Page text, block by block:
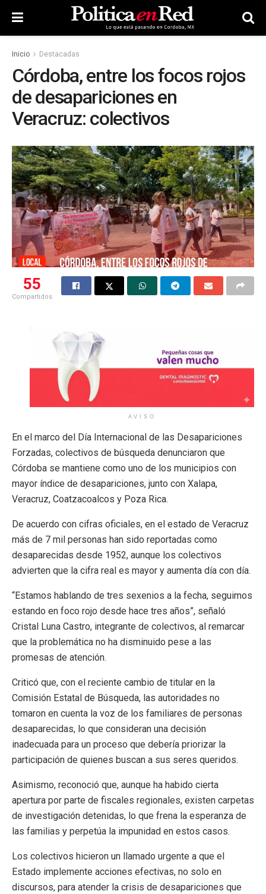
Inicio Destacadas
Córdoba, entre los focos rojos
de desapariciones en
Veracruz: colectivos
55
Compartidos
AVISO
En el marco del Día Internacional de las Desapariciones
Forzadas, colectivos de búsqueda denunciaron que
Córdoba se mantiene como uno de los municipios con
mayor índice de desapariciones, junto con Xalapa,
Veracruz, Coatzacoalcos y Poza Rica.
De acuerdo con cifras oficiales, en el estado de Veracruz
más de 7 mil personas han sido reportadas como
desaparecidas desde 1952, aunque los colectivos
advierten que la cifra real es mayor y aumenta día con día.
“Estamos hablando de tres sexenios a la fecha, seguimos
estando en foco rojo desde hace tres años”, señaló
Cristal Luna Castro, integrante de colectivos, al remarcar
que la problemática no ha disminuido pese a las
promesas de atención.
Criticó que, con el reciente cambio de titular en la
Comisión Estatal de Búsqueda, las autoridades no
tomaron en cuenta la voz de los familiares de personas
desaparecidas, lo que consideran una decisión
inadecuada para un proceso que debería priorizar la
participación de quienes buscan a sus seres queridos.
Asimismo, reconoció que, aunque ha habido cierta
apertura por parte de fiscales regionales, existen carpetas
de investigación detenidas, lo que frena la esperanza de
las familias y perpetúa la impunidad en estos casos.
Los colectivos hicieron un llamado urgente a que el
Estado implemente acciones efectivas, no solo en
discursos, para atender la crisis de desapariciones que